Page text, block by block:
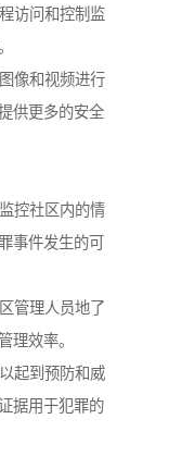
访问和控制监
像和视频进行
供更多的安全
控社区内的情
事件发生的可
管理人员地了
理效率。
起到预防和威
据用于犯罪的